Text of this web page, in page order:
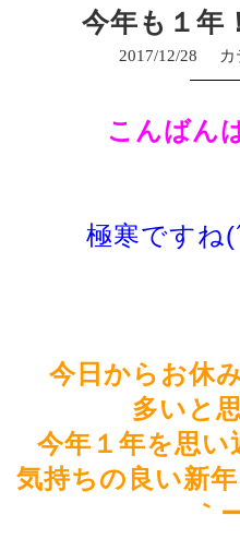
今年も１年
2017/12/28 カ
こんばん
極寒ですね
今日からお休
多いと
今年１年を思い
気持ちの良い新
｀